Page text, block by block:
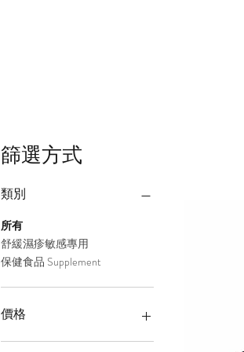
篩選方式
類別
所有
舒緩濕疹敏感專用
保健食品 Supplement
價格